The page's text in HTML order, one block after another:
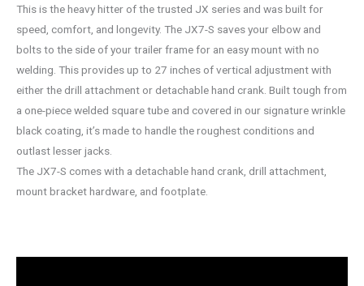
This is the heavy hitter of the trusted JX series and was built for
speed, comfort, and longevity. The JX7-S saves your elbow and
bolts to the side of your trailer frame for an easy mount with no
welding. This provides up to 27 inches of vertical adjustment with
either the drill attachment or detachable hand crank. Built tough from
a one-piece welded square tube and covered in our signature wrinkle
black coating, it’s made to handle the roughest conditions and
outlast lesser jacks.
The JX7-S comes with a detachable hand crank, drill attachment,
mount bracket hardware, and footplate.